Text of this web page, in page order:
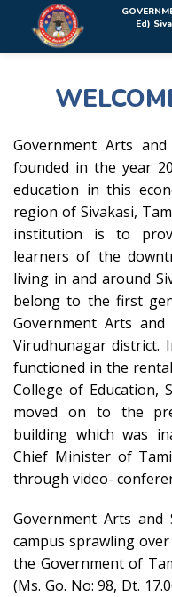
Rolex Replica Uhren
Ed)
Government Arts and
founded in the year
education in this
region of Sivakasi,
institution is to
learners of the
living in and around
belong to the first
Government Arts and
Virudhunagar district.
functioned in the
College of Education,
moved on to the
building which was
Chief Minister of
through video-
Government Arts and
campus sprawling
the Government of
(Ms. Go. No: 98, Dt.